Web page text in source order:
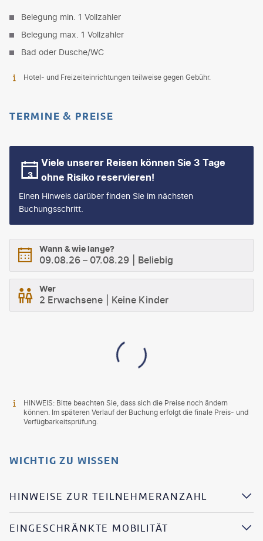
Belegung min. 1 Vollzahler
Belegung max. 1 Vollzahler
Bad oder Dusche/WC
Hotel- und Freizeiteinrichtungen teilweise gegen Gebühr.
TERMINE & PREISE
Viele unserer Reisen können Sie 3 Tage
ohne Risiko reservieren!
Einen Hinweis darüber finden Sie im nächsten
Buchungsschritt.
Wann & wie lange?
09.08.26 – 07.08.29 Beliebig
Wer
2 Erwachsene Keine Kinder
HINWEIS: Bitte beachten Sie, dass sich die Preise noch ändern
können. Im späteren Verlauf der Buchung erfolgt die finale Preis- und
Verfügbarkeitsprüfung.
WICHTIG ZU WISSEN
HINWEISE ZUR TEILNEHMERANZAHL
EINGESCHRÄNKTE MOBILITÄT